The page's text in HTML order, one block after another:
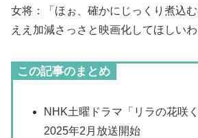
女将：「ほぉ、確かにじっくり煮込
ええ加減さっさと映画化してほしいわ
この記事のまとめ
NHK土曜ドラマ「リラの花咲
2025年2月放送開始